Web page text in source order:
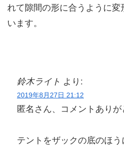
れて隙間の形に合うように変
います。
鈴木ライト より:
2019年8月27日 21:12
匿名さん、コメントありが
テントをザックの底のほ